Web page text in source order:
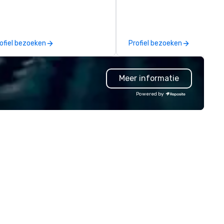
from, our 20+ years of
experience and
to exceptional
service set us apart. We
smart, reliable solutions
seamless from start
bezoeken Profiel bezoeken
Meer informatie
Powered by